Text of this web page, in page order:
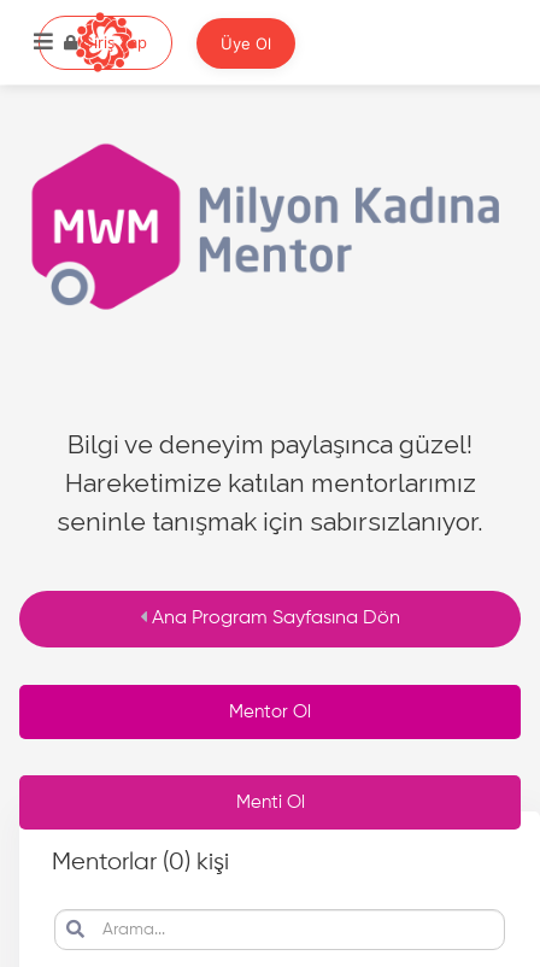
Giriş YapGiriş Yap Üye Ol
Bilgi ve deneyim paylaşınca güzel!
Hareketimize katılan mentorlarımız
seninle tanışmak için sabırsızlanıyor.
Ana Program Sayfasına Dön
Mentor Ol
Menti Ol
Mentorlar (0) kişi